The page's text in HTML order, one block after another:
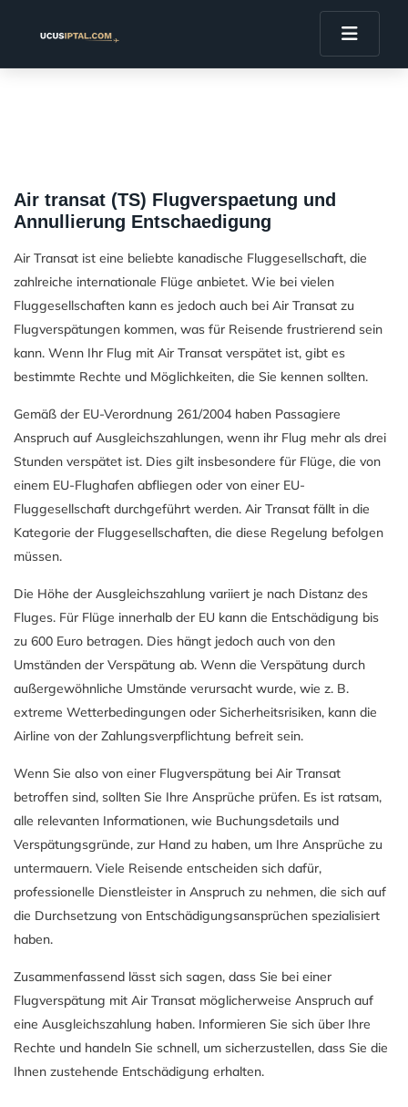
Air transat (TS) Flugverspaetung und
Annullierung Entschaedigung
Air Transat ist eine beliebte kanadische Fluggesellschaft, die
zahlreiche internationale Flüge anbietet. Wie bei vielen
Fluggesellschaften kann es jedoch auch bei Air Transat zu
Flugverspätungen kommen, was für Reisende frustrierend sein
kann. Wenn Ihr Flug mit Air Transat verspätet ist, gibt es
bestimmte Rechte und Möglichkeiten, die Sie kennen sollten.
Gemäß der EU-Verordnung 261/2004 haben Passagiere
Anspruch auf Ausgleichszahlungen, wenn ihr Flug mehr als drei
Stunden verspätet ist. Dies gilt insbesondere für Flüge, die von
einem EU-Flughafen abfliegen oder von einer EU-
Fluggesellschaft durchgeführt werden. Air Transat fällt in die
Kategorie der Fluggesellschaften, die diese Regelung befolgen
müssen.
Die Höhe der Ausgleichszahlung variiert je nach Distanz des
Fluges. Für Flüge innerhalb der EU kann die Entschädigung bis
zu 600 Euro betragen. Dies hängt jedoch auch von den
Umständen der Verspätung ab. Wenn die Verspätung durch
außergewöhnliche Umstände verursacht wurde, wie z. B.
extreme Wetterbedingungen oder Sicherheitsrisiken, kann die
Airline von der Zahlungsverpflichtung befreit sein.
Wenn Sie also von einer Flugverspätung bei Air Transat
betroffen sind, sollten Sie Ihre Ansprüche prüfen. Es ist ratsam,
alle relevanten Informationen, wie Buchungsdetails und
Verspätungsgründe, zur Hand zu haben, um Ihre Ansprüche zu
untermauern. Viele Reisende entscheiden sich dafür,
professionelle Dienstleister in Anspruch zu nehmen, die sich auf
die Durchsetzung von Entschädigungsansprüchen spezialisiert
haben.
Zusammenfassend lässt sich sagen, dass Sie bei einer
Flugverspätung mit Air Transat möglicherweise Anspruch auf
eine Ausgleichszahlung haben. Informieren Sie sich über Ihre
Rechte und handeln Sie schnell, um sicherzustellen, dass Sie die
Ihnen zustehende Entschädigung erhalten.